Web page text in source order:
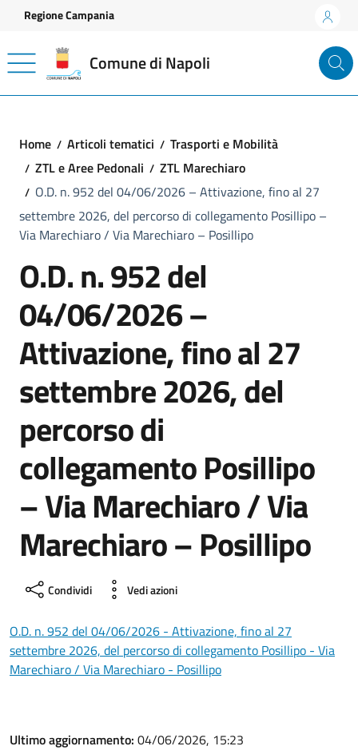
Vai ai contenuti
Vai al footer
Regione Campania
Comune di Napoli
Home Articoli tematici
Trasporti e Mobilità
ZTL e Aree Pedonali
ZTL Marechiaro
O.D. n. 952 del 04/06/2026 – Attivazione, fino al 27
settembre 2026, del percorso di collegamento Posillipo –
Via Marechiaro / Via Marechiaro – Posillipo
O.D. n. 952 del
04/06/2026 –
Attivazione, fino al 27
settembre 2026, del
percorso di
collegamento Posillipo
– Via Marechiaro / Via
Marechiaro – Posillipo
Condividi Vedi azioni
O.D. n. 952 del 04/06/2026 - Attivazione, fino al 27
settembre 2026, del percorso di collegamento Posillipo - Via
Marechiaro / Via Marechiaro - Posillipo
Ultimo aggiornamento: 04/06/2026, 15:23